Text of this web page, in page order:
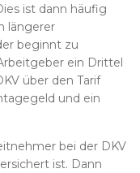
ist dann häufig
längerer
beginnt zu
ein Drittel
über den Tarif
und ein
bei der DKV
ist. Dann